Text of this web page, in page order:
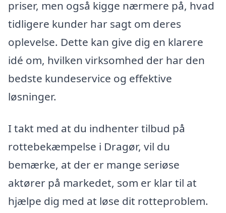
priser, men også kigge nærmere på, hvad
tidligere kunder har sagt om deres
oplevelse. Dette kan give dig en klarere
idé om, hvilken virksomhed der har den
bedste kundeservice og effektive
løsninger.
I takt med at du indhenter tilbud på
rottebekæmpelse i Dragør, vil du
bemærke, at der er mange seriøse
aktører på markedet, som er klar til at
hjælpe dig med at løse dit rotteproblem.